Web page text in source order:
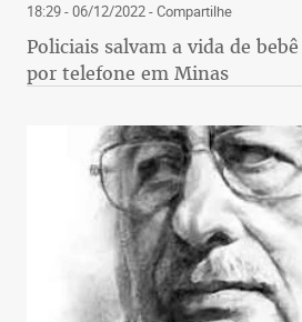
18:29 - 06/12/2022- Compartilhe
Policiais salvam a vida de
por telefone em Minas